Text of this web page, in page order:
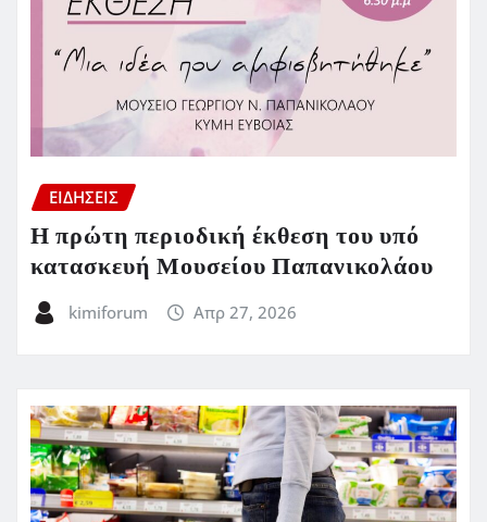
ΕΙΔΗΣΕΙΣ
Η πρώτη περιοδική έκθεση του υπό
κατασκευή Μουσείου Παπανικολάου
kimiforum Απρ 27, 2026